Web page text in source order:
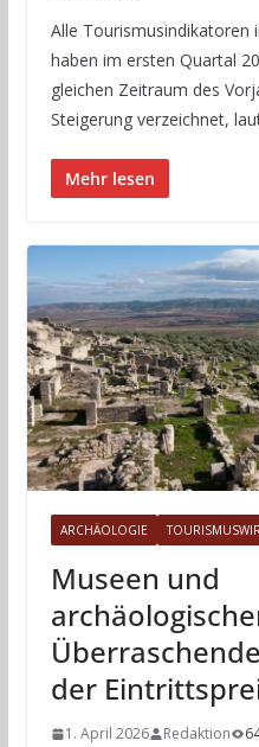
Alle Tourismusindikatoren
haben im ersten Quartal
gleichen Zeitraum des
Steigerung verzeichnet,
Mehr lesen
ARCHÄOLOGIE
Museen und
der
1. April 2026 Redaktion